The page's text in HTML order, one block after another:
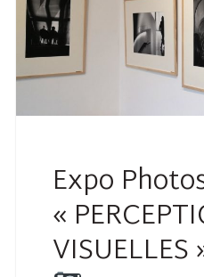
Expo
«